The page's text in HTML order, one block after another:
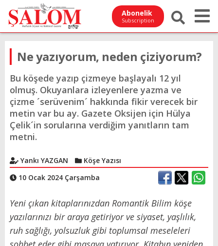
Abonelik
Subscription
Ne yazıyorum, neden çiziyorum?
Bu köşede yazıp çizmeye başlayalı 12 yıl
olmuş. Okuyanlara izleyenlere yazma ve
çizme ´serüvenim´ hakkında fikir verecek bir
metin var bu ay. Gazete Oksijen için Hülya
Çelik´in sorularına verdiğim yanıtların tam
metni.
Yankı YAZGAN
Köşe Yazısı
10 Ocak 2024 Çarşamba
Yeni çıkan kitaplarınızdan Romantik Bilim köşe
yazılarınızı bir araya getiriyor ve siyaset, yaşlılık,
ruh sağlığı, yolsuzluk gibi toplumsal meseleleri